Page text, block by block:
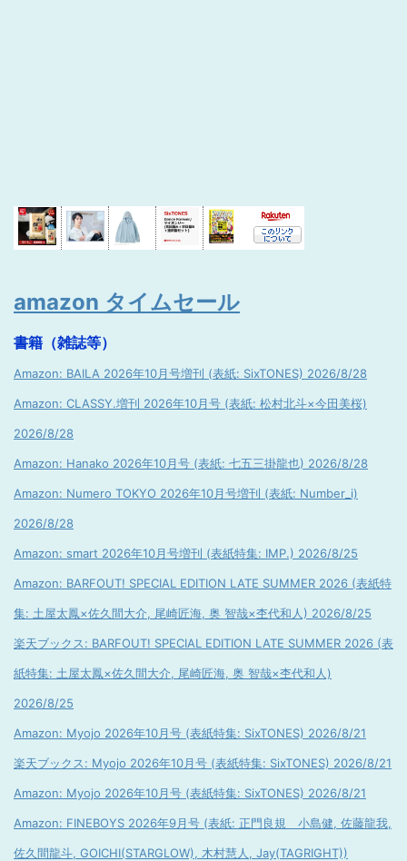
amazon タイムセール
書籍（雑誌等）
Amazon: BAILA 2026年10月号増刊 (表紙: SixTONES) 2026/8/28
Amazon: CLASSY.増刊 2026年10月号 (表紙: 松村北斗×今田美桜)
2026/8/28
Amazon: Hanako 2026年10月号 (表紙: 七五三掛龍也) 2026/8/28
Amazon: Numero TOKYO 2026年10月号増刊 (表紙: Number_i)
2026/8/28
Amazon: smart 2026年10月号増刊 (表紙特集: IMP.) 2026/8/25
Amazon: BARFOUT! SPECIAL EDITION LATE SUMMER 2026 (表紙特
集: 土屋太鳳×佐久間大介, 尾崎匠海, 奥 智哉×杢代和人) 2026/8/25
楽天ブックス: BARFOUT! SPECIAL EDITION LATE SUMMER 2026 (表
紙特集: 土屋太鳳×佐久間大介, 尾崎匠海, 奥 智哉×杢代和人)
2026/8/25
Amazon: Myojo 2026年10月号 (表紙特集: SixTONES) 2026/8/21
楽天ブックス: Myojo 2026年10月号 (表紙特集: SixTONES) 2026/8/21
Amazon: Myojo 2026年10月号 (表紙特集: SixTONES) 2026/8/21
Amazon: FINEBOYS 2026年9月号 (表紙: 正門良規 小島健, 佐藤龍我,
佐久間龍斗, GOICHI(STARGLOW), 木村慧人, Jay(TAGRIGHT))